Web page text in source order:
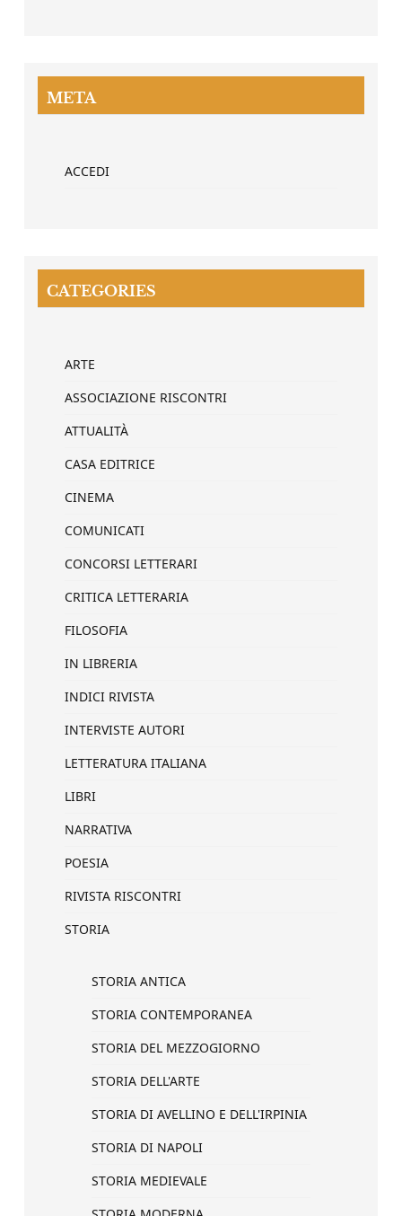
META
ACCEDI
CATEGORIES
ARTE
ASSOCIAZIONE RISCONTRI
ATTUALITÀ
CASA EDITRICE
CINEMA
COMUNICATI
CONCORSI LETTERARI
CRITICA LETTERARIA
FILOSOFIA
IN LIBRERIA
INDICI RIVISTA
INTERVISTE AUTORI
LETTERATURA ITALIANA
LIBRI
NARRATIVA
POESIA
RIVISTA RISCONTRI
STORIA
STORIA ANTICA
STORIA CONTEMPORANEA
STORIA DEL MEZZOGIORNO
STORIA DELL'ARTE
STORIA DI AVELLINO E DELL'IRPINIA
STORIA DI NAPOLI
STORIA MEDIEVALE